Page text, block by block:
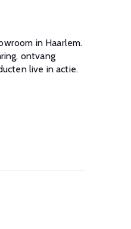
in Haarlem.
ontvang
live in actie.